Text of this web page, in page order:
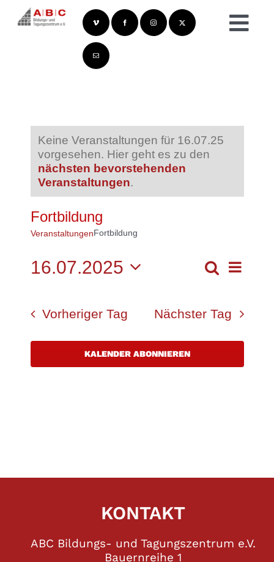
Inhalt
Keine Veranstaltungen für 16.07.25
vorgesehen. Hier geht es zu den
nächsten bevorstehenden
Veranstaltungen.
Fortbildung
VeranstaltungenFortbildung
UND
Suche
Tag
16.07.2025
wählen.
Vorheriger Tag Nächster Tag
KALENDER ABONNIEREN
KONTAKT
ABC Bildungs- und Tagungszentrum e.V.
Bauernreihe 1